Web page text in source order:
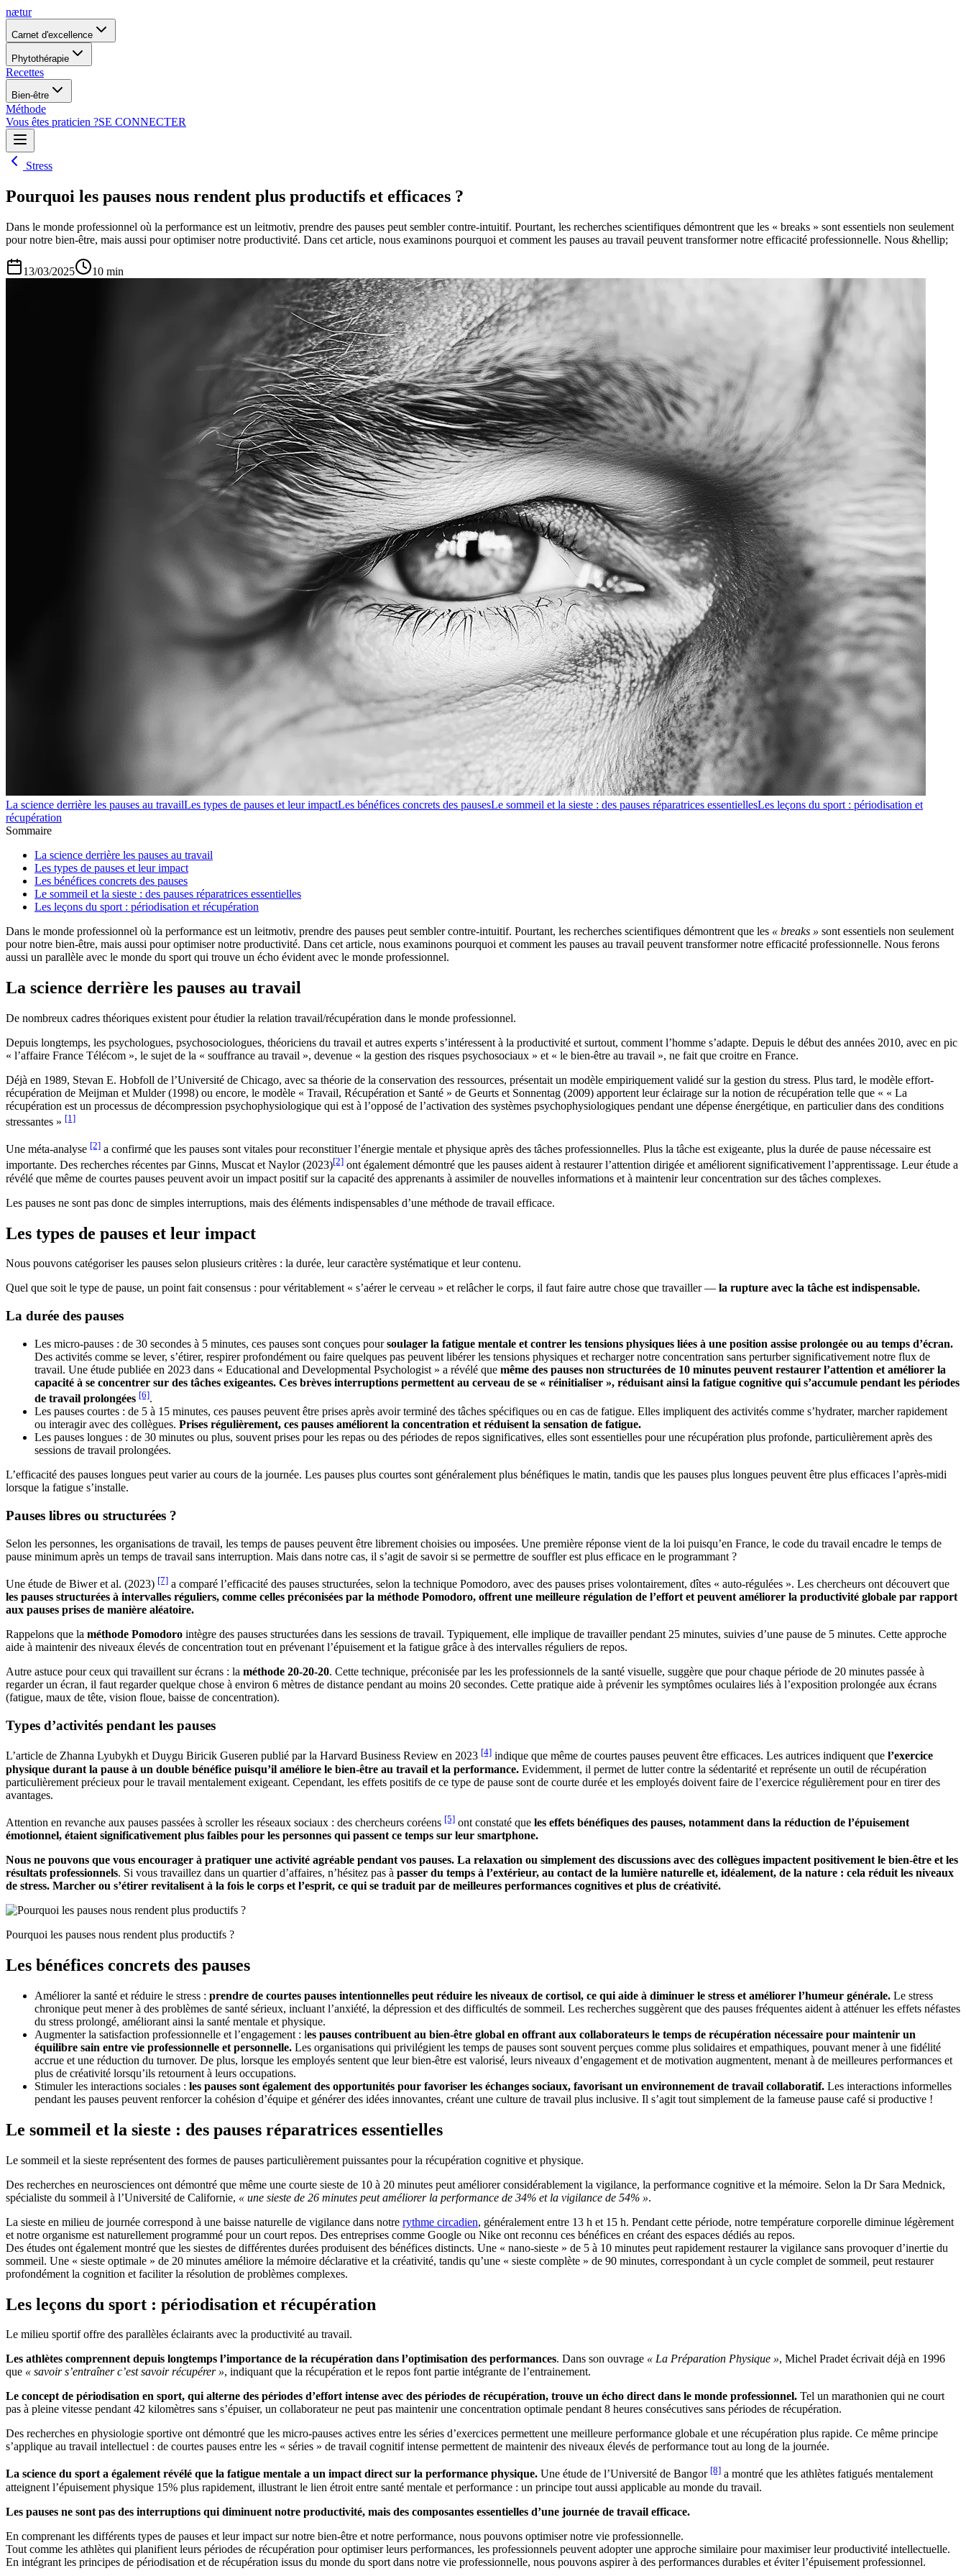
nætur
Carnet d'excellence
Phytothérapie
Recettes
Bien-être
Méthode
Vous êtes praticien ?SE CONNECTER
Stress
Pourquoi les pauses nous rendent plus productifs et efficaces ?
Dans le monde professionnel où la performance est un leitmotiv, prendre des pauses peut sembler contre-intuitif. Pourtant, les recherches scientifiques démontrent que les « breaks » sont essentiels non seulement
pour notre bien-être, mais aussi pour optimiser notre productivité. Dans cet article, nous examinons pourquoi et comment les pauses au travail peuvent transformer notre efficacité professionnelle. Nous &hellip;
13/03/2025 10 min
La science derrière les pauses au travailLes types de pauses et leur impactLes bénéfices concrets des pausesLe sommeil et la sieste : des pauses réparatrices essentiellesLes leçons du sport : périodisation et
récupération
Sommaire
La science derrière les pauses au travail
Les types de pauses et leur impact
Les bénéfices concrets des pauses
Le sommeil et la sieste : des pauses réparatrices essentielles
Les leçons du sport : périodisation et récupération
Dans le monde professionnel où la performance est un leitmotiv, prendre des pauses peut sembler contre-intuitif. Pourtant, les recherches scientifiques démontrent que les « breaks » sont essentiels non seulement
pour notre bien-être, mais aussi pour optimiser notre productivité. Dans cet article, nous examinons pourquoi et comment les pauses au travail peuvent transformer notre efficacité professionnelle. Nous ferons
aussi un parallèle avec le monde du sport qui trouve un écho évident avec le monde professionnel.
La science derrière les pauses au travail
De nombreux cadres théoriques existent pour étudier la relation travail/récupération dans le monde professionnel.
Depuis longtemps, les psychologues, psychosociologues, théoriciens du travail et autres experts s’intéressent à la productivité et surtout, comment l’homme s’adapte. Depuis le début des années 2010, avec en pic
« l’affaire France Télécom », le sujet de la « souffrance au travail », devenue « la gestion des risques psychosociaux » et « le bien-être au travail », ne fait que croitre en France.
Déjà en 1989, Stevan E. Hobfoll de l’Université de Chicago, avec sa théorie de la conservation des ressources, présentait un modèle empiriquement validé sur la gestion du stress. Plus tard, le modèle effort-
récupération de Meijman et Mulder (1998) ou encore, le modèle « Travail, Récupération et Santé » de Geurts et Sonnentag (2009) apportent leur éclairage sur la notion de récupération telle que « « La
récupération est un processus de décompression psychophysiologique qui est à l’opposé de l’activation des systèmes psychophysiologiques pendant une dépense énergétique, en particulier dans des conditions
stressantes » [1]
Une méta-analyse [2] a confirmé que les pauses sont vitales pour reconstituer l’énergie mentale et physique après des tâches professionnelles. Plus la tâche est exigeante, plus la durée de pause nécessaire est
importante. Des recherches récentes par Ginns, Muscat et Naylor (2023)[2] ont également démontré que les pauses aident à restaurer l’attention dirigée et améliorent significativement l’apprentissage. Leur étude a
révélé que même de courtes pauses peuvent avoir un impact positif sur la capacité des apprenants à assimiler de nouvelles informations et à maintenir leur concentration sur des tâches complexes.
Les pauses ne sont pas donc de simples interruptions, mais des éléments indispensables d’une méthode de travail efficace.
Les types de pauses et leur impact
Nous pouvons catégoriser les pauses selon plusieurs critères : la durée, leur caractère systématique et leur contenu.
Quel que soit le type de pause, un point fait consensus : pour véritablement « s’aérer le cerveau » et relâcher le corps, il faut faire autre chose que travailler — la rupture avec la tâche est indispensable.
La durée des pauses
Les micro-pauses : de 30 secondes à 5 minutes, ces pauses sont conçues poursoulager la fatigue mentale et contrer les tensions physiques liées à une position assise prolongée ou au temps d’écran.
Des activités comme se lever, s’étirer, respirer profondément ou faire quelques pas peuvent libérer les tensions physiques et recharger notre concentration sans perturber significativement notre flux de
travail. Une étude publiée en 2023 dans « Educational and Developmental Psychologist » a révélé que même des pauses non structurées de 10 minutes peuvent restaurer l’attention et améliorer la
capacité à se concentrer sur des tâches exigeantes. Ces brèves interruptions permettent au cerveau de se « réinitialiser », réduisant ainsi la fatigue cognitive qui s’accumule pendant les périodes
de travail prolongées [6].
Les pauses courtes : de 5 à 15 minutes, ces pauses peuvent être prises après avoir terminé des tâches spécifiques ou en cas de fatigue. Elles impliquent des activités comme s’hydrater, marcher rapidement
ou interagir avec des collègues. Prises régulièrement, ces pauses améliorent la concentration et réduisent la sensation de fatigue.
Les pauses longues : de 30 minutes ou plus, souvent prises pour les repas ou des périodes de repos significatives, elles sont essentielles pour une récupération plus profonde, particulièrement après des
sessions de travail prolongées.
L’efficacité des pauses longues peut varier au cours de la journée. Les pauses plus courtes sont généralement plus bénéfiques le matin, tandis que les pauses plus longues peuvent être plus efficaces l’après-midi
lorsque la fatigue s’installe.
Pauses libres ou structurées ?
Selon les personnes, les organisations de travail, les temps de pauses peuvent être librement choisies ou imposées. Une première réponse vient de la loi puisqu’en France, le code du travail encadre le temps de
pause minimum après un temps de travail sans interruption. Mais dans notre cas, il s’agit de savoir si se permettre de souffler est plus efficace en le programmant ?
Une étude de Biwer et al. (2023) [7] a comparé l’efficacité des pauses structurées, selon la technique Pomodoro, avec des pauses prises volontairement, dîtes « auto-régulées ». Les chercheurs ont découvert que
les pauses structurées à intervalles réguliers, comme celles préconisées par la méthode Pomodoro, offrent une meilleure régulation de l’effort et peuvent améliorer la productivité globale par rapport
aux pauses prises de manière aléatoire.
Rappelons que la méthode Pomodoro intègre des pauses structurées dans les sessions de travail. Typiquement, elle implique de travailler pendant 25 minutes, suivies d’une pause de 5 minutes. Cette approche
aide à maintenir des niveaux élevés de concentration tout en prévenant l’épuisement et la fatigue grâce à des intervalles réguliers de repos.
Autre astuce pour ceux qui travaillent sur écrans : la méthode 20-20-20. Cette technique, préconisée par les les professionnels de la santé visuelle, suggère que pour chaque période de 20 minutes passée à
regarder un écran, il faut regarder quelque chose à environ 6 mètres de distance pendant au moins 20 secondes. Cette pratique aide à prévenir les symptômes oculaires liés à l’exposition prolongée aux écrans
(fatigue, maux de tête, vision floue, baisse de concentration).
Types d’activités pendant les pauses
L’article de Zhanna Lyubykh et Duygu Biricik Guseren publié par la Harvard Business Review en 2023 [4] indique que même de courtes pauses peuvent être efficaces. Les autrices indiquent que l’exercice
physique durant la pause à un double bénéfice puisqu’il améliore le bien-être au travail et la performance. Evidemment, il permet de lutter contre la sédentarité et représente un outil de récupération
particulièrement précieux pour le travail mentalement exigeant. Cependant, les effets positifs de ce type de pause sont de courte durée et les employés doivent faire de l’exercice régulièrement pour en tirer des
avantages.
Attention en revanche aux pauses passées à scroller les réseaux sociaux : des chercheurs coréens [5] ont constaté que les effets bénéfiques des pauses, notamment dans la réduction de l’épuisement
émotionnel, étaient significativement plus faibles pour les personnes qui passent ce temps sur leur smartphone.
Nous ne pouvons que vous encourager à pratiquer une activité agréable pendant vos pauses. La relaxation ou simplement des discussions avec des collègues impactent positivement le bien-être et les
résultats professionnels. Si vous travaillez dans un quartier d’affaires, n’hésitez pas à passer du temps à l’extérieur, au contact de la lumière naturelle et, idéalement, de la nature : cela réduit les niveaux
de stress. Marcher ou s’étirer revitalisent à la fois le corps et l’esprit, ce qui se traduit par de meilleures performances cognitives et plus de créativité.
Pourquoi les pauses nous rendent plus productifs ?
Les bénéfices concrets des pauses
Améliorer la santé et réduire le stress : prendre de courtes pauses intentionnelles peut réduire les niveaux de cortisol, ce qui aide à diminuer le stress et améliorer l’humeur générale. Le stress
chronique peut mener à des problèmes de santé sérieux, incluant l’anxiété, la dépression et des difficultés de sommeil. Les recherches suggèrent que des pauses fréquentes aident à atténuer les effets néfastes
du stress prolongé, améliorant ainsi la santé mentale et physique.
Augmenter la satisfaction professionnelle et l’engagement : les pauses contribuent au bien-être global en offrant aux collaborateurs le temps de récupération nécessaire pour maintenir un
équilibre sain entre vie professionnelle et personnelle. Les organisations qui privilégient les temps de pauses sont souvent perçues comme plus solidaires et empathiques, pouvant mener à une fidélité
accrue et une réduction du turnover. De plus, lorsque les employés sentent que leur bien-être est valorisé, leurs niveaux d’engagement et de motivation augmentent, menant à de meilleures performances et
plus de créativité lorsqu’ils retournent à leurs occupations.
Stimuler les interactions sociales : les pauses sont également des opportunités pour favoriser les échanges sociaux, favorisant un environnement de travail collaboratif. Les interactions informelles
pendant les pauses peuvent renforcer la cohésion d’équipe et générer des idées innovantes, créant une culture de travail plus inclusive. Il s’agit tout simplement de la fameuse pause café si productive !
Le sommeil et la sieste : des pauses réparatrices essentielles
Le sommeil et la sieste représentent des formes de pauses particulièrement puissantes pour la récupération cognitive et physique.
Des recherches en neurosciences ont démontré que même une courte sieste de 10 à 20 minutes peut améliorer considérablement la vigilance, la performance cognitive et la mémoire. Selon la Dr Sara Mednick,
spécialiste du sommeil à l’Université de Californie, « une sieste de 26 minutes peut améliorer la performance de 34% et la vigilance de 54% ».
La sieste en milieu de journée correspond à une baisse naturelle de vigilance dans notre rythme circadien, généralement entre 13 h et 15 h. Pendant cette période, notre température corporelle diminue légèrement
et notre organisme est naturellement programmé pour un court repos. Des entreprises comme Google ou Nike ont reconnu ces bénéfices en créant des espaces dédiés au repos.
Des études ont également montré que les siestes de différentes durées produisent des bénéfices distincts. Une « nano-sieste » de 5 à 10 minutes peut rapidement restaurer la vigilance sans provoquer d’inertie du
sommeil. Une « sieste optimale » de 20 minutes améliore la mémoire déclarative et la créativité, tandis qu’une « sieste complète » de 90 minutes, correspondant à un cycle complet de sommeil, peut restaurer
profondément la cognition et faciliter la résolution de problèmes complexes.
Les leçons du sport : périodisation et récupération
Le milieu sportif offre des parallèles éclairants avec la productivité au travail.
Les athlètes comprennent depuis longtemps l’importance de la récupération dans l’optimisation des performances. Dans son ouvrage « La Préparation Physique », Michel Pradet écrivait déjà en 1996
que « savoir s’entraîner c’est savoir récupérer », indiquant que la récupération et le repos font partie intégrante de l’entrainement.
Le concept de périodisation en sport, qui alterne des périodes d’effort intense avec des périodes de récupération, trouve un écho direct dans le monde professionnel. Tel un marathonien qui ne court
pas à pleine vitesse pendant 42 kilomètres sans s’épuiser, un collaborateur ne peut pas maintenir une concentration optimale pendant 8 heures consécutives sans périodes de récupération.
Des recherches en physiologie sportive ont démontré que les micro-pauses actives entre les séries d’exercices permettent une meilleure performance globale et une récupération plus rapide. Ce même principe
s’applique au travail intellectuel : de courtes pauses entre les « séries » de travail cognitif intense permettent de maintenir des niveaux élevés de performance tout au long de la journée.
La science du sport a également révélé que la fatigue mentale a un impact direct sur la performance physique. Une étude de l’Université de Bangor [8] a montré que les athlètes fatigués mentalement
atteignent l’épuisement physique 15% plus rapidement, illustrant le lien étroit entre santé mentale et performance : un principe tout aussi applicable au monde du travail.
Les pauses ne sont pas des interruptions qui diminuent notre productivité, mais des composantes essentielles d’une journée de travail efficace.
En comprenant les différents types de pauses et leur impact sur notre bien-être et notre performance, nous pouvons optimiser notre vie professionnelle.
Tout comme les athlètes qui planifient leurs périodes de récupération pour optimiser leurs performances, les professionnels peuvent adopter une approche similaire pour maximiser leur productivité intellectuelle.
En intégrant les principes de périodisation et de récupération issus du monde du sport dans notre vie professionnelle, nous pouvons aspirer à des performances durables et éviter l’épuisement professionnel.